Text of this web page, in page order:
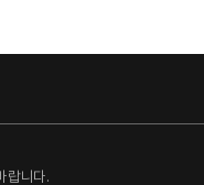
랍니다.